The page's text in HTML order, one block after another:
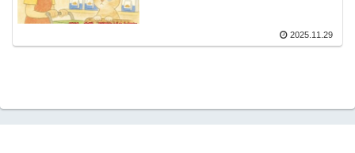
2025.11.29